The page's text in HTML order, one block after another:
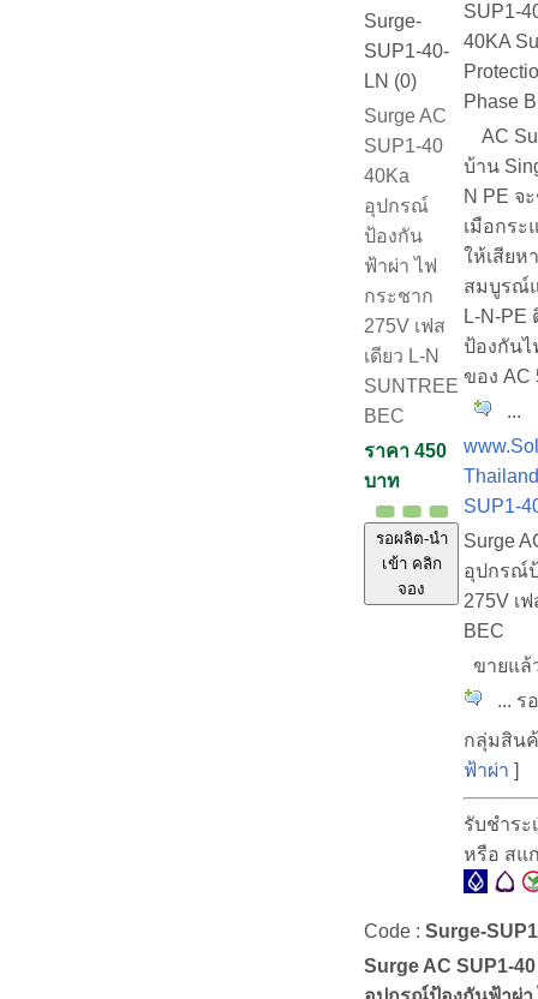
Surge-
SUP1-40-
LN (0)
Surge AC
SUP1-40
40Ka
อุปกรณ์
ป้องกัน
ฟ้าผ่า ไฟ
กระชาก
275V เฟส
เดียว L-N
SUNTREE
BEC
ราคา 450
บาท
รอผลิต-นำ
เข้า คลิก
จอง
SUP1-
40KA
Phase
AC
บ้าน
N PE จ
เมือกระ
ให้เสียห
สมบูรณ์แ
L-N-PE
ป้องกันไ
ของ AC
...
SUP1-
Surge
อุปกรณ์
275V เ
BEC
ขายแ
... ร
กลุ่มสิน
ฟ้าผ่า ]
รับชำระ
หรือ สแ
Code : Surge-
Surge AC SUP1-